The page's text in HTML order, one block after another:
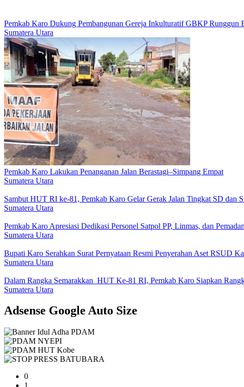
Pemkab Karo Dukung Pembangunan Gereja Inkulturatif GBKP Runggun
Sumatera Utara
Pemkab Karo Lakukan Penanganan Jalan Berastagi–Simpang Empat
Sumatera Utara
Sambut HUT RI ke-81, Pemkab Karo Gelar Gerak Jalan Tingkat SD dan
Sumatera Utara
Pemkab Karo Apresiasi Dedikasi Personel Satpol PP, Linmas, dan
Sumatera Utara
Bupati Karo Serahkan Surat Pernyataan Resmi Penyerahan Aset RSUD
Sumatera Utara
Dalam Rangka Semarakkan HUT Ke-81 RI, Pemkab Karo Siapkan
Sumatera Utara
Adsense Google Auto Size
0